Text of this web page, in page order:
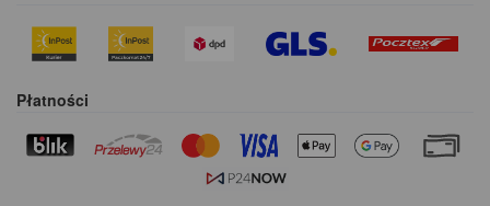
Płatności